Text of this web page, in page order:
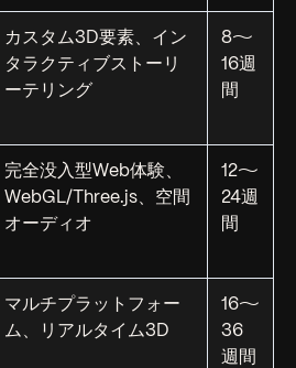
カスタム3D要素、イン
タラクティブストーリ
ーテリング
8〜
16週
間
完全没入型Web体験、
WebGL/Three.js、空間
オーディオ
12〜
24週
間
マルチプラットフォー
ム、リアルタイム3D
16〜
36
週間